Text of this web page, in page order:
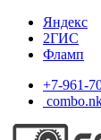
Яндекс
2ГИС
Фламп
+7-961-